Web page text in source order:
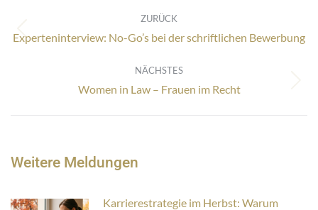
ZURÜCK
Vorheriger
Experteninterview: No-Go’s bei der schriftlichen Bewerbung
NÄCHSTES
Nächster
Women in Law – Frauen im Recht
Weitere Meldungen
Karrierestrategie im Herbst: Warum